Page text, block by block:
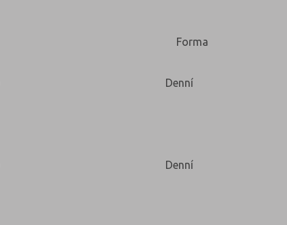
Forma
Denní
Denní